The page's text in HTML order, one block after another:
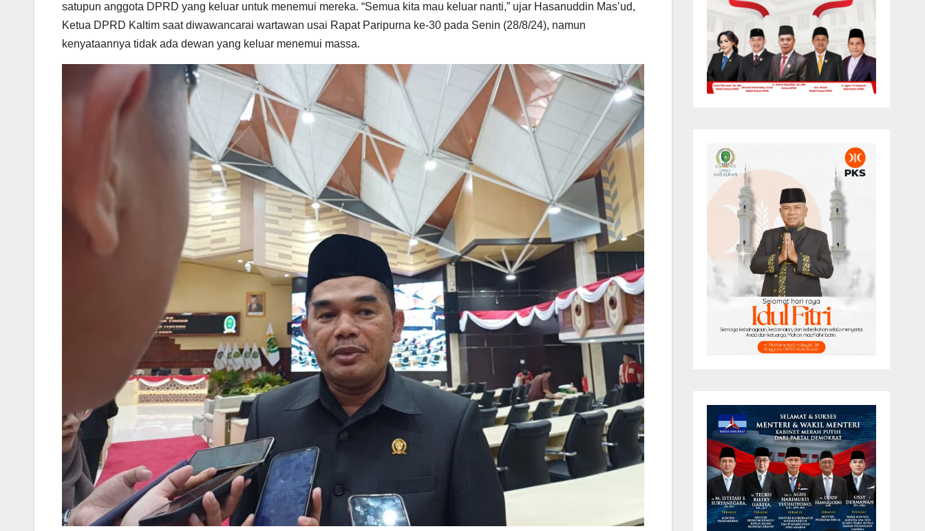
satupun anggota DPRD yang keluar untuk menemui mereka. “Semua kita mau keluar nanti,” ujar Hasanuddin Mas’ud,
Ketua DPRD Kaltim saat diwawancarai wartawan usai Rapat Paripurna ke-30 pada Senin (28/8/24), namun
kenyataannya tidak ada dewan yang keluar menemui massa.